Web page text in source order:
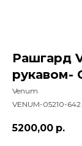
Рашгард
рукавом-
Venum
VENUM-05210-642
5200,00 р.